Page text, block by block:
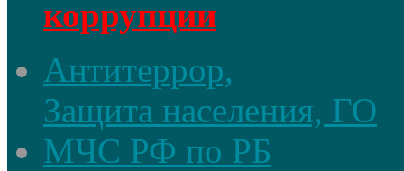
коррупции
Антитеррор,
Защита населения, ГО
МЧС РФ по РБ